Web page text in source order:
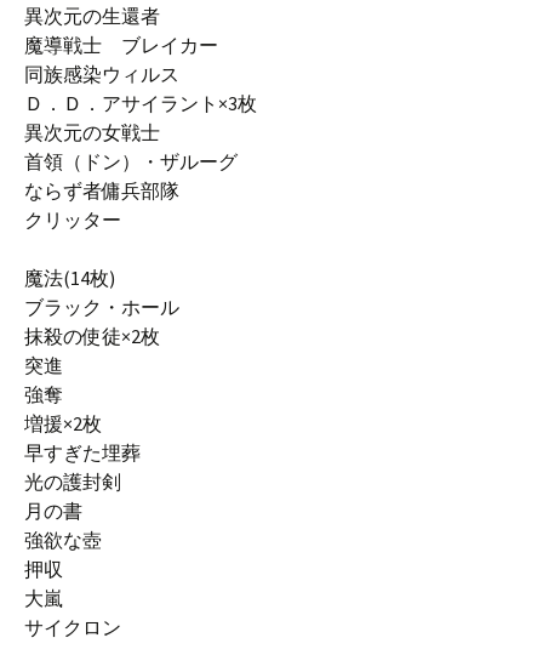
異次元の生還者
魔導戦士 ブレイカー
同族感染ウィルス
Ｄ．Ｄ．アサイラント×3枚
異次元の女戦士
首領（ドン）・ザルーグ
ならず者傭兵部隊
クリッター
魔法(14枚)
ブラック・ホール
抹殺の使徒×2枚
突進
強奪
増援×2枚
早すぎた埋葬
光の護封剣
月の書
強欲な壺
押収
大嵐
サイクロン